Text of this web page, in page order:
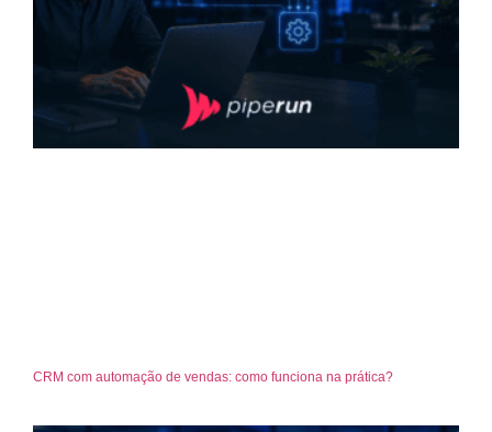
CRM com automação de vendas: como funciona na prática?